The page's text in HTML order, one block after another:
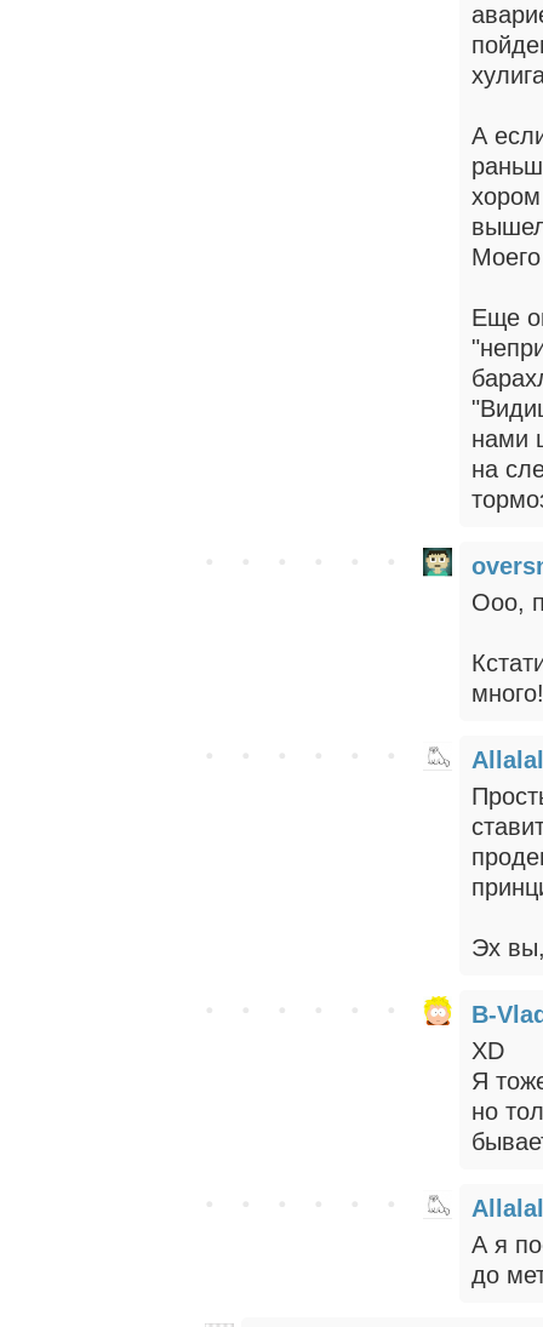
А
Еще
нами
на
Ооо,
много!
Эх
B-
XD
Я
но
А я
до